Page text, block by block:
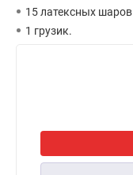
15 латексных шаров
1 грузик.